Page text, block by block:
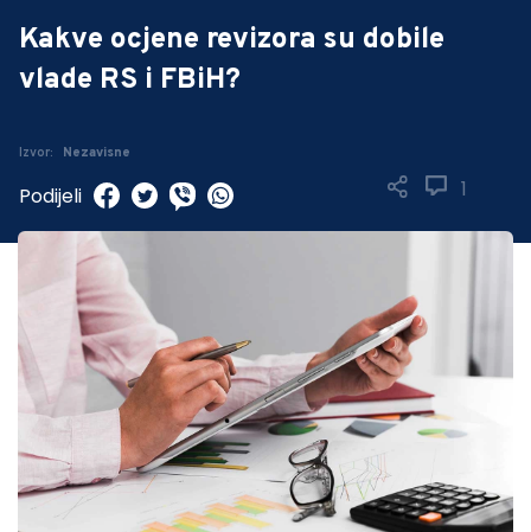
Kakve ocjene revizora su dobile
vlade RS i FBiH?
Izvor: Nezavisne
1
Podijeli